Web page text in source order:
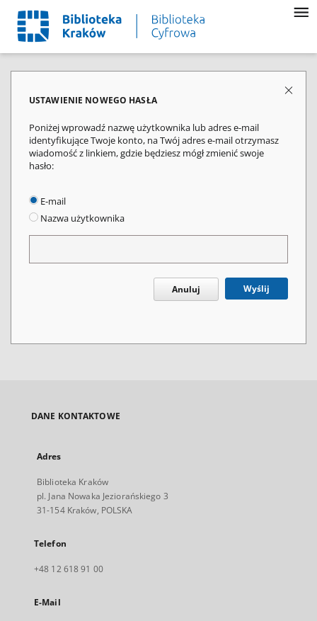
USTAWIENIE NOWEGO HASŁA
Poniżej wprowadź nazwę użytkownika lub adres e-mail
identyfikujące Twoje konto, na Twój adres e-mail otrzymasz
wiadomość z linkiem, gdzie będziesz mógł zmienić swoje
hasło:
E-mail
Nazwa użytkownika
Anuluj Wyślij
DANE KONTAKTOWE
Adres
Biblioteka Kraków
pl. Jana Nowaka Jeziorańskiego 3
31-154 Kraków, POLSKA
Telefon
+48 12 618 91 00
E-Mail